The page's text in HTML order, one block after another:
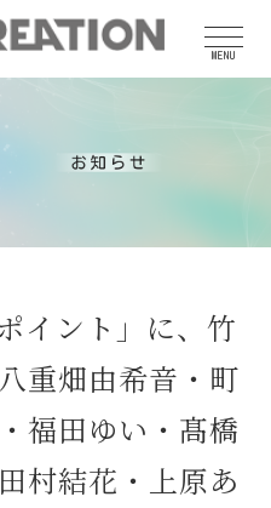
MENU
イント」に、竹
重畑由希音・町
福田ゆい・髙橋
村結花・上原あ